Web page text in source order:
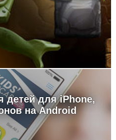
для iPhone,
на Android